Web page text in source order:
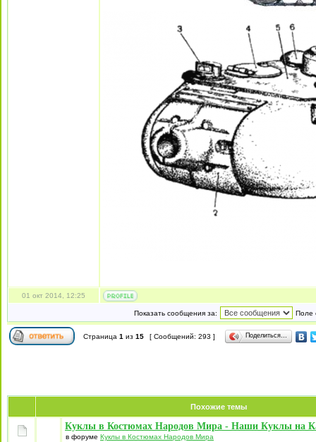
01 окт 2014, 12:25
Показать сообщения за: Поле
Страница 1 из 15 [ Сообщений: 293 ] Поделиться…
Похожие темы
Куклы в Костюмах Народов Мира - Наши Куклы на
в форуме Куклы в Костюмах Народов Мира